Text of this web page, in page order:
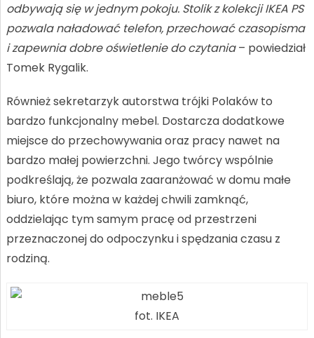
odbywają się w jednym pokoju. Stolik z kolekcji IKEA PS
pozwala naładować telefon, przechować czasopisma
i zapewnia dobre oświetlenie do czytania– powiedział
Tomek Rygalik.
Również sekretarzyk autorstwa trójki Polaków to
bardzo funkcjonalny mebel. Dostarcza dodatkowe
miejsce do przechowywania oraz pracy nawet na
bardzo małej powierzchni. Jego twórcy wspólnie
podkreślają, że pozwala zaaranżować w domu małe
biuro, które można w każdej chwili zamknąć,
oddzielając tym samym pracę od przestrzeni
przeznaczonej do odpoczynku i spędzania czasu z
rodziną.
fot. IKEA